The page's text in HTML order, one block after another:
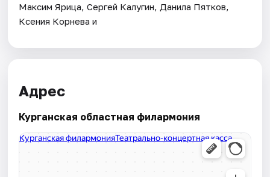
Максим Ярица, Сергей Калугин, Данила Пятков,
Ксения Корнева и
Адрес
Курганская областная филармония